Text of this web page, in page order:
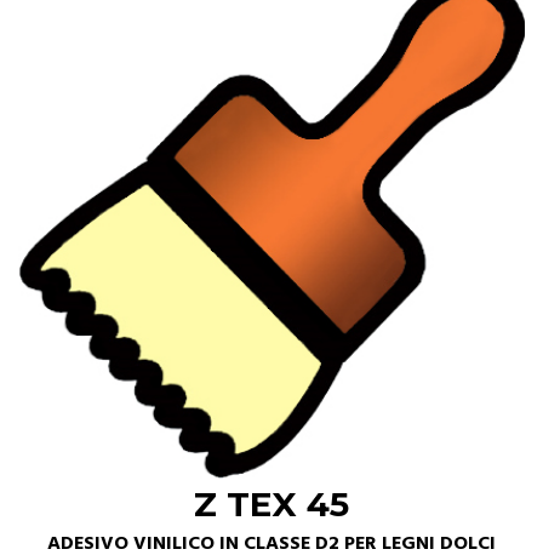
Z TEX 45
ADESIVO VINILICO IN CLASSE D2 PER LEGNI DOLCI